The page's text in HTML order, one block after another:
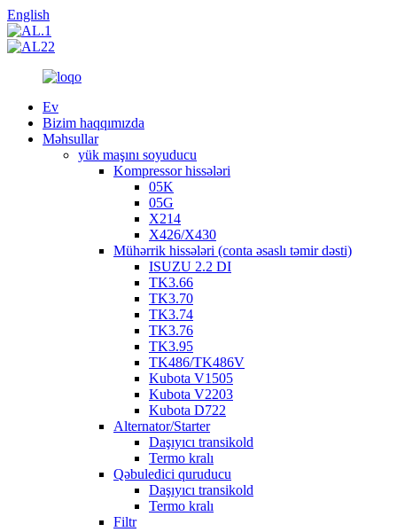
English
Ev
Bizim haqqımızda
Məhsullar
yük maşını soyuducu
Kompressor hissələri
05K
05G
X214
X426/X430
Mühərrik hissələri (conta əsaslı təmir dəsti)
ISUZU 2.2 DI
TK3.66
TK3.70
TK3.74
TK3.76
TK3.95
TK486/TK486V
Kubota V1505
Kubota V2203
Kubota D722
Alternator/Starter
Daşıyıcı transikold
Termo kralı
Qəbuledici quruducu
Daşıyıcı transikold
Termo kralı
Filtr